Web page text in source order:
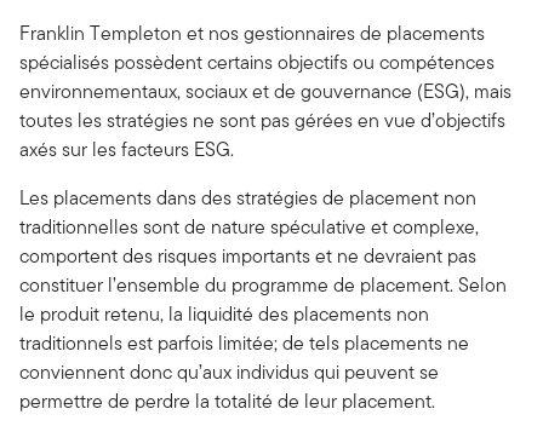
Franklin Templeton et nos gestionnaires de placements
spécialisés possèdent certains objectifs ou compétences
environnementaux, sociaux et de gouvernance (ESG), mais
toutes les stratégies ne sont pas gérées en vue d’objectifs
axés sur les facteurs ESG.
Les placements dans des stratégies de placement non
traditionnelles sont de nature spéculative et complexe,
comportent des risques importants et ne devraient pas
constituer l’ensemble du programme de placement. Selon
le produit retenu, la liquidité des placements non
traditionnels est parfois limitée; de tels placements ne
conviennent donc qu’aux individus qui peuvent se
permettre de perdre la totalité de leur placement.